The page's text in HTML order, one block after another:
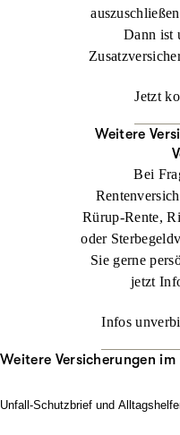
Dann ist
Jetzt
Weitere
Bei
Rürup-Rente,
oder
Sie gerne
jetzt
Infos
Weitere Versicherungen im
Unfall-Schutzbrief und